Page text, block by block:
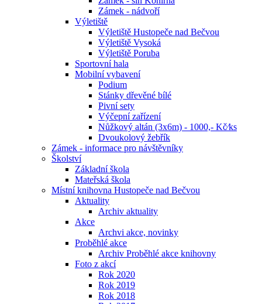
Zámek - nádvoří
Výletiště
Výletiště Hustopeče nad Bečvou
Výletiště Vysoká
Výletiště Poruba
Sportovní hala
Mobilní vybavení
Podium
Stánky dřevěné bílé
Pivní sety
Výčepní zařízení
Nůžkový altán (3x6m) - 1000,- Kč⁄ks
Dvoukolový žebřík
Zámek - informace pro návštěvníky
Školství
Základní škola
Mateřská škola
Místní knihovna Hustopeče nad Bečvou
Aktuality
Archiv aktuality
Akce
Archvi akce, novinky
Proběhlé akce
Archiv Proběhlé akce knihovny
Foto z akcí
Rok 2020
Rok 2019
Rok 2018